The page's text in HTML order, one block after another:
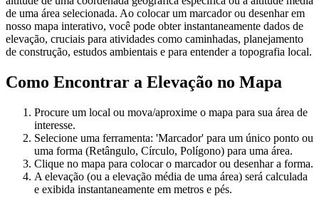
de uma área selecionada. Ao colocar um marcador ou desenhar em
nosso mapa interativo, você pode obter instantaneamente dados de
elevação, cruciais para atividades como caminhadas, planejamento
de construção, estudos ambientais e para entender a topografia local.
Como Encontrar a Elevação no Mapa
Procure um local ou mova/aproxime o mapa para sua área de
interesse.
Selecione uma ferramenta: 'Marcador' para um único ponto ou
uma forma (Retângulo, Círculo, Polígono) para uma área.
Clique no mapa para colocar o marcador ou desenhar a forma.
A elevação (ou a elevação média de uma área) será calculada
e exibida instantaneamente em metros e pés.